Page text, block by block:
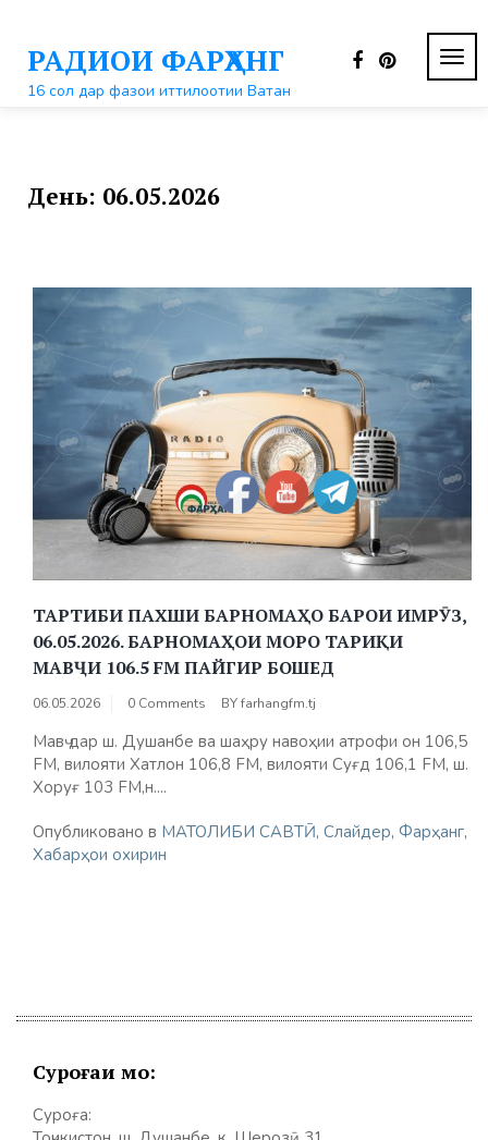
контентуРАДИОИ ФАРҲАНГ
16 сол дар фазои иттилоотии Ватан
День: 06.05.2026
ТАРТИБИ ПАХШИ БАРНОМАҲО БАРОИ ИМРӮЗ,
06.05.2026. БАРНОМАҲОИ МОРО ТАРИҚИ
МАВҶИ 106.5 FM ПАЙГИР БОШЕД
06.05.2026 0 Comments BYfarhangfm.tj
Мавҷ дар ш. Душанбе ва шаҳру навоҳии атрофи он 106,5
FM, вилояти Хатлон 106,8 FM, вилояти Суғд 106,1 FM, ш.
Хоруғ 103 FM,н....
Опубликовано в МАТОЛИБИ САВТӢ, Слайдер, Фарҳанг,
Хабарҳои охирин
Суроғаи мо:
Суроға: